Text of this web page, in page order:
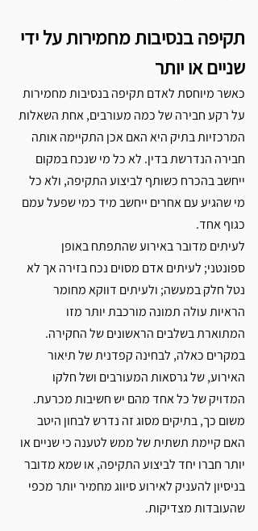
תקיפה בנסיבות מחמירות על ידי
שניים או יותר
כאשר מיוחסת לאדם תקיפה בנסיבות מחמירות
על רקע חבירה של כמה מעורבים, אחת השאלות
המרכזיות בתיק היא האם אכן התקיימה אותה
חבירה הנדרשת בדין. לא כל מי שנכח במקום
ייחשב בהכרח כשותף לביצוע התקיפה, ולא כל
מי שהגיע עם אחרים ייחשב מיד כמי שפעל עמם
כגוף אחד.
לעיתים מדובר באירוע שהתפתח באופן
ספונטני; לעיתים אדם מסוים נכח בזירה אך לא
נטל חלק במעשה; ולעיתים דווקא מחומר
הראיות עולה תמונה מורכבת יותר מזו
המתוארת בשלבים הראשונים של החקירה.
במקרים כאלה, לבחינה קפדנית של תיאור
האירוע, של גרסאות המעורבים ושל חלקו
המדויק של כל אחד מהם יש חשיבות מכרעת.
משום כך, בתיקים מסוג זה נדרש לבחון היטב
האם קיימת תשתית של ממש לטענה כי שניים או
יותר חברו יחד לביצוע התקיפה, או שמא מדובר
בניסיון להעניק לאירוע סיווג מחמיר יותר מכפי
שהעובדות מצדיקות.